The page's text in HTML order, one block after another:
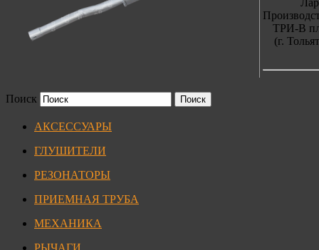
ТРИ-В
(г.
Поиск
АКСЕССУАРЫ
ГЛУШИТЕЛИ
РЕЗОНАТОРЫ
ПРИЕМНАЯ ТРУБА
МЕХАНИКА
РЫЧАГИ